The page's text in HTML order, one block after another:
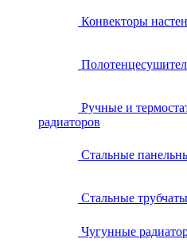
Конвекторы
Ручные и
радиаторов
Стальные
Стальные
Чугунные